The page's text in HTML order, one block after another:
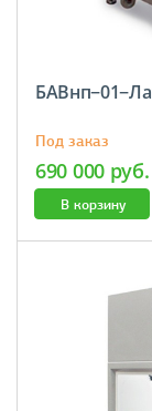
Под заказ
690 000 руб.
В корзину